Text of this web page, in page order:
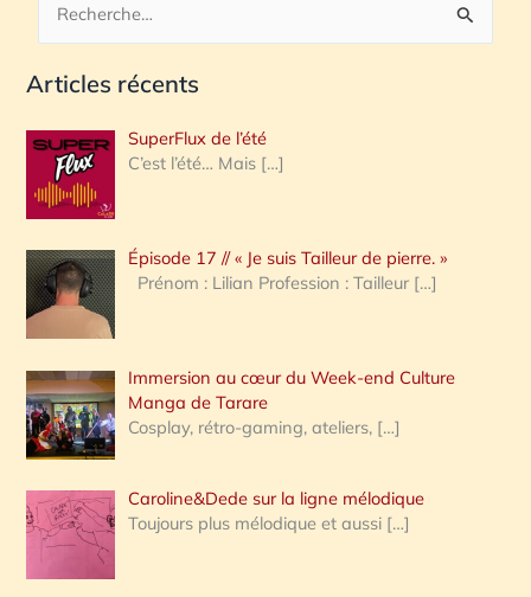
c
e
r
c
h
e
:
Articles récents
SuperFlux de l’été
C’est l’été… Mais […]
Épisode 17 // « Je suis Tailleur de pierre. »
Prénom : Lilian Profession : Tailleur […]
Immersion au cœur du Week-end Culture
Manga de Tarare
Cosplay, rétro-gaming, ateliers, […]
Caroline&Dede sur la ligne mélodique
Toujours plus mélodique et aussi […]